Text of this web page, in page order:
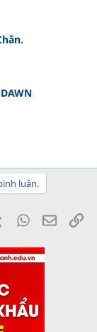
luận.
TumblrWhatsApp
Email